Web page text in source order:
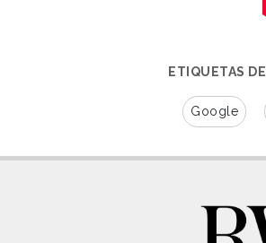
ETIQUETAS DE
Google